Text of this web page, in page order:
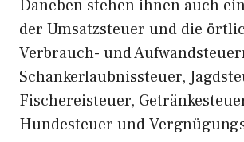
Daneben stehen ihnen auch
der Umsatzsteuer und die
Verbrauch- und
Schankerlaubnissteuer,
Fischereisteuer,
Hundesteuer und